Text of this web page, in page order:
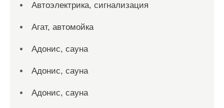
Автоэлектрика, сигнализация
Агат, автомойка
Адонис, сауна
Адонис, сауна
Адонис, сауна